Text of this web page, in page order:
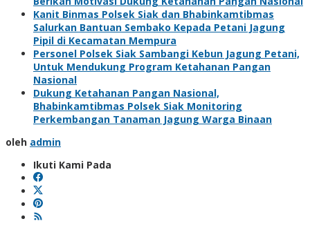
Kanit Binmas Polsek Siak dan Bhabinkamtibmas
Salurkan Bantuan Sembako Kepada Petani Jagung
Pipil di Kecamatan Mempura
Personel Polsek Siak Sambangi Kebun Jagung Petani,
Untuk Mendukung Program Ketahanan Pangan
Nasional
Dukung Ketahanan Pangan Nasional,
Bhabinkamtibmas Polsek Siak Monitoring
Perkembangan Tanaman Jagung Warga Binaan
oleh admin
Ikuti Kami Pada